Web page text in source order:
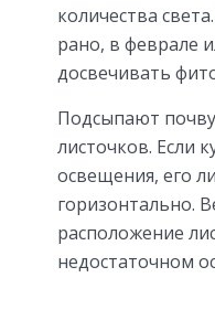
количества
рано, в феврале
досвечивать
Подсыпают
листочков. Если
освещения, его
горизонтально.
расположение
недостаточном